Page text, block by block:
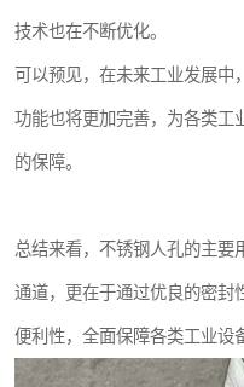
技术也在不断优化。
可以预见，在未来工业发展中
功能也将更加完善，为各类工
的保障。
总结来看，不锈钢人孔的主要
通道，更在于通过优良的密封
便利性，全面保障各类工业设